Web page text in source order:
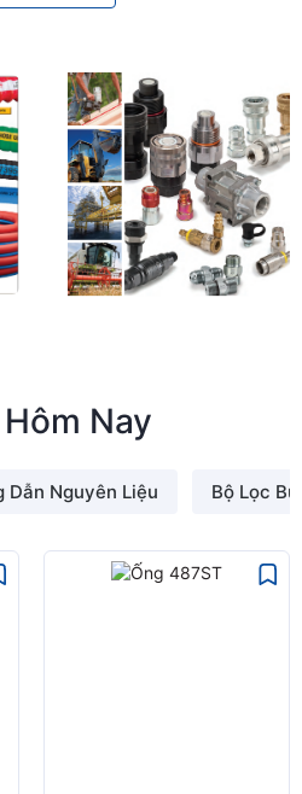
Nay
Dẫn Nguyên Liệu Bộ Lọc